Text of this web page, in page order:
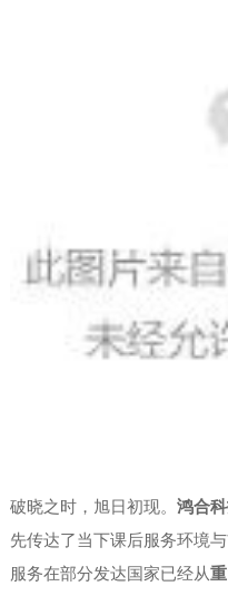
破晓之时，旭日初现。 鸿合
先传达了当下课后服务环境
服务在部分发达国家已经从